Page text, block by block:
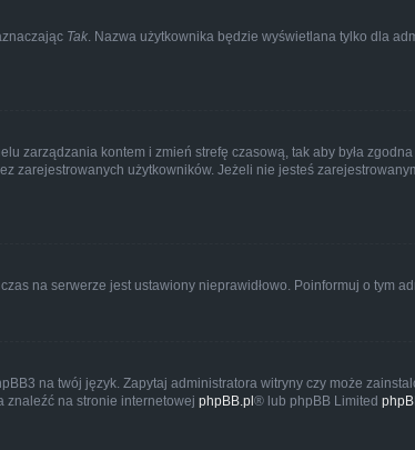
Tak. Nazwa użytkownika będzie wyświetlana tylko dla
zarządzania kontem i zmień strefę czasową, tak aby była
zarejestrowanych użytkowników. Jeżeli nie jesteś
na serwerze jest ustawiony nieprawidłowo. Poinformuj o tym
na twój język. Zapytaj administratora witryny czy może
znaleźć na stronie internetowej phpBB.pl ® lub phpBB Limited